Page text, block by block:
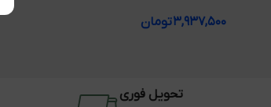
۳,۹۳۷,۵۰۰تومان
تحویل فوری